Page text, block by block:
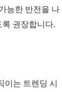
능한 반전을 나
권장합니다.
이는 트렌딩 시